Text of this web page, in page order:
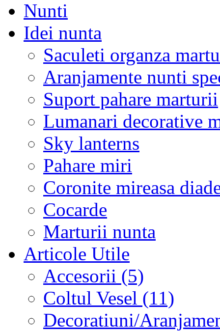
Idei nunta
Saculeti organza
Aranjamente nunti
Suport pahare marturii
Lumanari decorative
Sky lanterns
Pahare miri
Coronite mireasa
Cocarde
Marturii nunta
Articole Utile
Accesorii (5)
Coltul Vesel (11)
Decoratiuni/